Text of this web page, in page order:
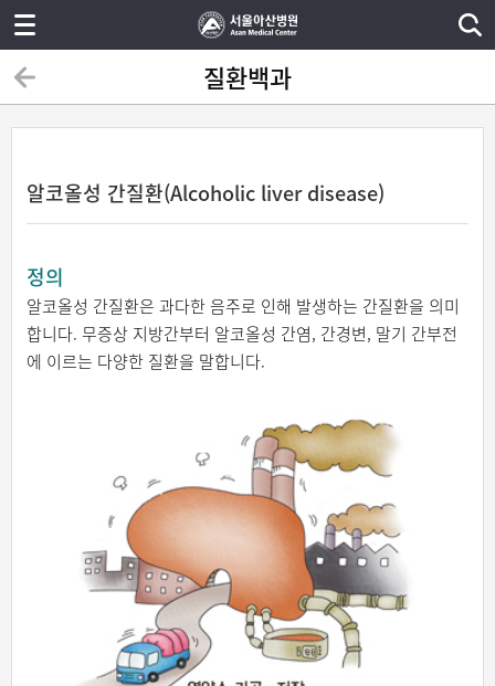
질환백과
알코올성 간질환(Alcoholic liver disease)
정의
알코올성 간질환은 과다한 음주로 인해 발생하는 간질환을 의미
합니다. 무증상 지방간부터 알코올성 간염, 간경변, 말기 간부전
에 이르는 다양한 질환을 말합니다.